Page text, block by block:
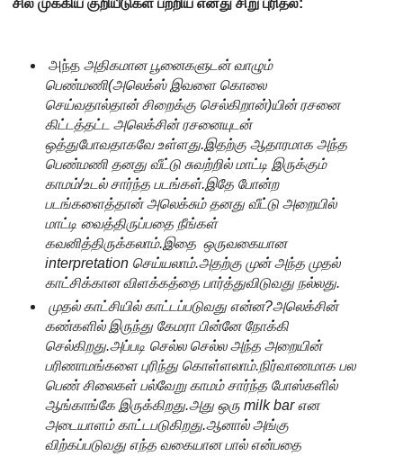
சில முக்கிய குறியீடுகள் பற்றிய எனது சிறு புரிதல்:
அந்த அதிகமான பூனைகளுடன் வாழும்
பெண்மணி(அலெக்ஸ் இவளை கொலை
செய்வதால்தான் சிறைக்கு செல்கிறான்)யின் ரசனை
கிட்டத்தட்ட அலெக்சின் ரசனையுடன்
ஒத்துபோவதாகவே உள்ளது.இதற்கு ஆதாரமாக அந்த
பெண்மணி தனது வீட்டு சுவற்றில் மாட்டி இருக்கும்
காமம்/உடல் சார்ந்த படங்கள்.இதே போன்ற
படங்களைத்தான் அலெக்சும் தனது வீட்டு அறையில்
மாட்டி வைத்திருப்பதை நீங்கள்
கவனித்திருக்கலாம்.இதை ஒருவகையான
interpretation செய்யலாம்.அதற்கு முன் அந்த முதல்
காட்சிக்கான விளக்கத்தை பார்த்துவிடுவது நல்லது.
முதல் காட்சியில் காட்டப்படுவது என்ன?அலெக்சின்
கண்களில் இருந்து கேமரா பின்னே நோக்கி
செல்கிறது.அப்படி செல்ல செல்ல அந்த அறையின்
பரிணாமங்களை புரிந்து கொள்ளலாம்.நிர்வாணமாக பல
பெண் சிலைகள் பல்வேறு காமம் சார்ந்த போஸ்களில்
ஆங்காங்கே இருக்கிறது.அது ஒரு milk bar என
அடையாளம் காட்டபடுகிறது.ஆனால் அங்கு
விற்கப்படுவது எந்த வகையான பால் என்பதை